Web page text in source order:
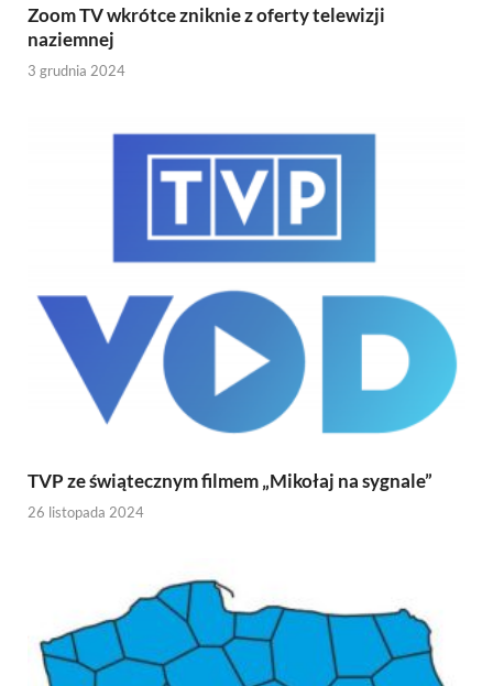
Zoom TV wkrótce zniknie z oferty telewizji
naziemnej
3 grudnia 2024
TVP ze świątecznym filmem „Mikołaj na sygnale”
26 listopada 2024